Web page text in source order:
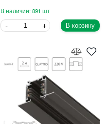
891
В корзину